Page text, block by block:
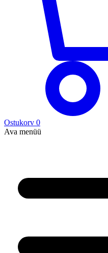
Ostukorv 0
Ava menüü